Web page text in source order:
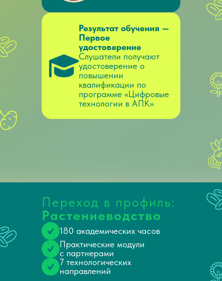
Результат обучения —
Первое
удостоверение
Слушатели получают
удостоверение о
повышении
квалификации по
программе «Цифровые
технологии в АПК»
Переход в профиль:
Растениеводство
180 академических часов
Практические модули
с партнерами
7 технологических
направлений